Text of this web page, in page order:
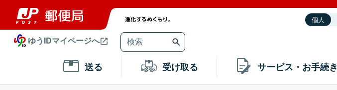
個人
ゆうIDマイページへ
送る 受け取る サービス・お手続き